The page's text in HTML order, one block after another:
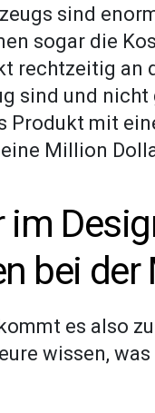
sind
sogar die
rechtzeitig an
sind und nicht
Produkt mit
Million
im
bei
es also
wissen,